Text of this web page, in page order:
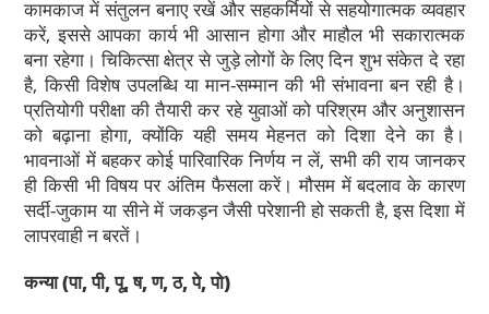
कामकाज में संतुलन बनाए रखें और सहकर्मियों से सहयोगात्मक व्यवहार
करें, इससे आपका कार्य भी आसान होगा और माहौल भी सकारात्मक
बना रहेगा। चिकित्सा क्षेत्र से जुड़े लोगों के लिए दिन शुभ संकेत दे रहा
है, किसी विशेष उपलब्धि या मान-सम्मान की भी संभावना बन रही है।
प्रतियोगी परीक्षा की तैयारी कर रहे युवाओं को परिश्रम और अनुशासन
को बढ़ाना होगा, क्योंकि यही समय मेहनत को दिशा देने का है।
भावनाओं में बहकर कोई पारिवारिक निर्णय न लें, सभी की राय जानकर
ही किसी भी विषय पर अंतिम फैसला करें। मौसम में बदलाव के कारण
सर्दी-जुकाम या सीने में जकड़न जैसी परेशानी हो सकती है, इस दिशा में
लापरवाही न बरतें।
कन्या(पा, पी, पू, ष, ण, ठ, पे, पो)